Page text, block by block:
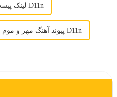
لینک پیست روغن D11n
پیوند آهنگ مهر و موم D11n